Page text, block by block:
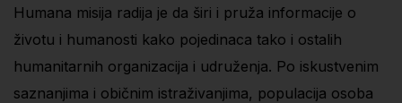
Humana misija radija je da širi i pruža informacije o
životu i humanosti kako pojedinaca tako i ostalih
humanitarnih organizacija i udruženja. Po iskustvenim
saznanjima i običnim istraživanjima, populacija osoba